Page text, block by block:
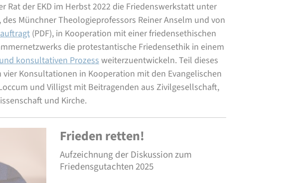
Rat der EKD im Herbst 2022 die Friedenswerkstatt unter
Münchner Theologieprofessors Reiner Anselm und von
(PDF), in Kooperation mit einer friedensethischen
die protestantische Friedensethik in einem
konsultativen Prozessweiterzuentwickeln. Teil dieses
Konsultationen in Kooperation mit den Evangelischen
und Villigst mit Beitragenden aus Zivilgesellschaft,
und Kirche.
Frieden retten!
Aufzeichnung der Diskussion zum
Friedensgutachten 2025